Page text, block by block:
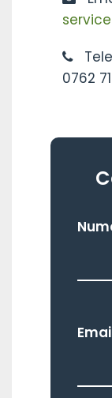
0762